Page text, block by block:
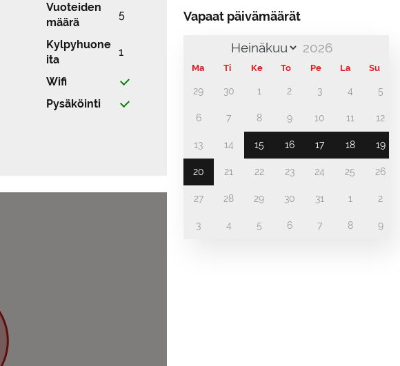
Vuoteiden
määrä
5
Kylpyhuone
ita
1
Wifi
Pysäköinti
Vapaat päivämäärät
Ma Ti Ke To Pe La Su
29 30 1 2 3 4 5
6 7 8 9 10 11 12
13 14 15 16 17 18 19
20 21 22 23 24 25 26
27 28 29 30 31 1 2
3 4 5 6 7 8 9